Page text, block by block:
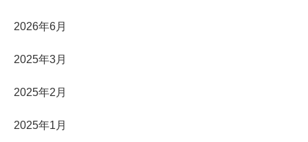
2026年6月
2025年3月
2025年2月
2025年1月